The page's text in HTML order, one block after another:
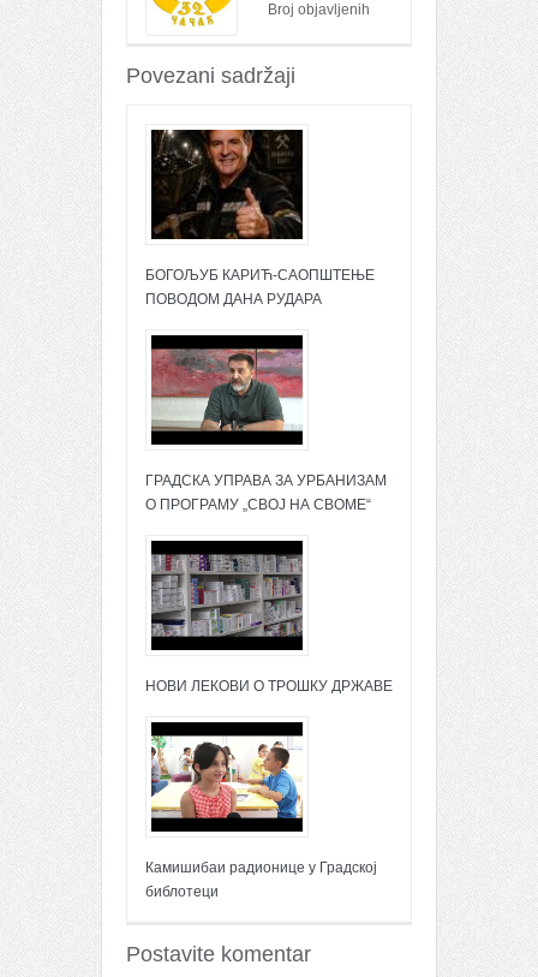
Broj objavljenih
Povezani sadržaji
БОГОЉУБ КАРИЋ-САОПШТЕЊЕ
ПОВОДОМ ДАНА РУДАРА
ГРАДСКА УПРАВА ЗА УРБАНИЗАМ
О ПРОГРАМУ „СВОЈ НА СВОМЕ“
НОВИ ЛЕКОВИ О ТРОШКУ ДРЖАВЕ
Камишибаи радионице у Градској
библотеци
Postavite komentar